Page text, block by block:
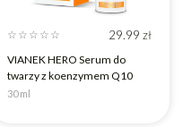
☆ ☆ ☆ ☆ ☆ 29.99 zł
VIANEK HERO Serum do
twarzy z koenzymem Q10
30 ml